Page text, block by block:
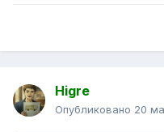
Higre
Опубликовано 20